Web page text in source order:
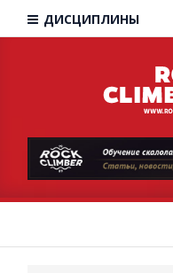
ДИСЦИПЛИНЫ